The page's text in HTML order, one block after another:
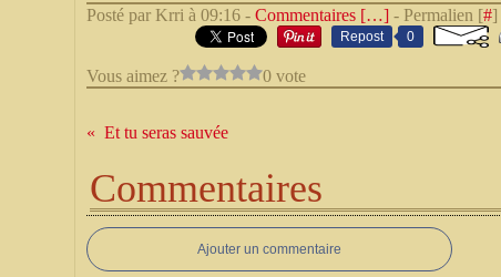
Posté par Krri à 09:16 - Commentaires […] - Permalien [#]
Repost 0
Vous aimez ? 0 vote
Et tu seras sauvée
Commentaires
Ajouter un commentaire